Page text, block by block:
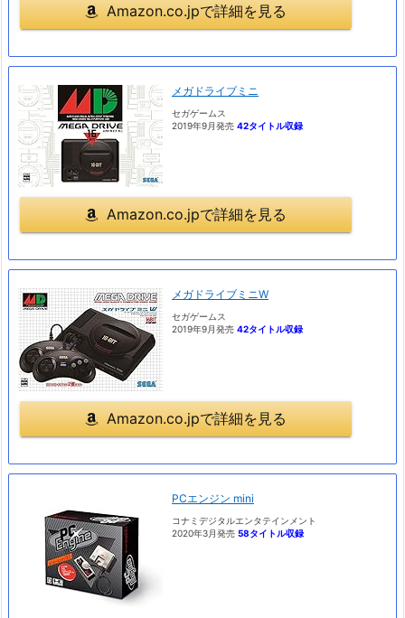
Amazon.co.jpで詳細を見る
メガドライブミニ
セガゲームス
2019年9月発売 42タイトル収録
Amazon.co.jpで詳細を見る
メガドライブミニW
セガゲームス
2019年9月発売 42タイトル収録
Amazon.co.jpで詳細を見る
PCエンジン mini
コナミデジタルエンタテインメント
2020年3月発売 58タイトル収録